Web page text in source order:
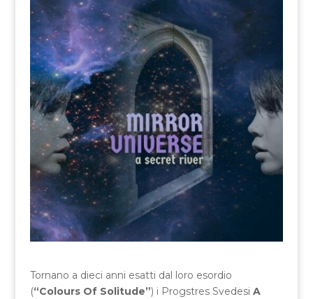
Tornano a dieci anni esatti dal loro esordio
(“Colours Of Solitude”) i Progstres Svedesi A